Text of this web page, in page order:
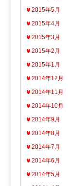
2015年5月
2015年4月
2015年3月
2015年2月
2015年1月
2014年12月
2014年11月
2014年10月
2014年9月
2014年8月
2014年7月
2014年6月
2014年5月